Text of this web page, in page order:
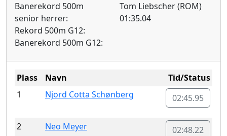
Banerekord 500m
senior herrer:
Rekord 500m G12:
Banerekord 500m G12:
Tom Liebscher (ROM)
01:35.04
Plass Navn
Tid/Status
1
Njord Cotta Schønberg 02:45.95
2 Neo Meyer 02:48.22